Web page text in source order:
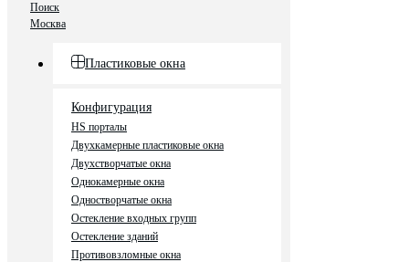
Поиск
Москва
Пластиковые окна
Конфигурация
HS порталы
Двухкамерные пластиковые окна
Двухстворчатые окна
Однокамерные окна
Одностворчатые окна
Остекление входных групп
Остекление зданий
Противовзломные окна